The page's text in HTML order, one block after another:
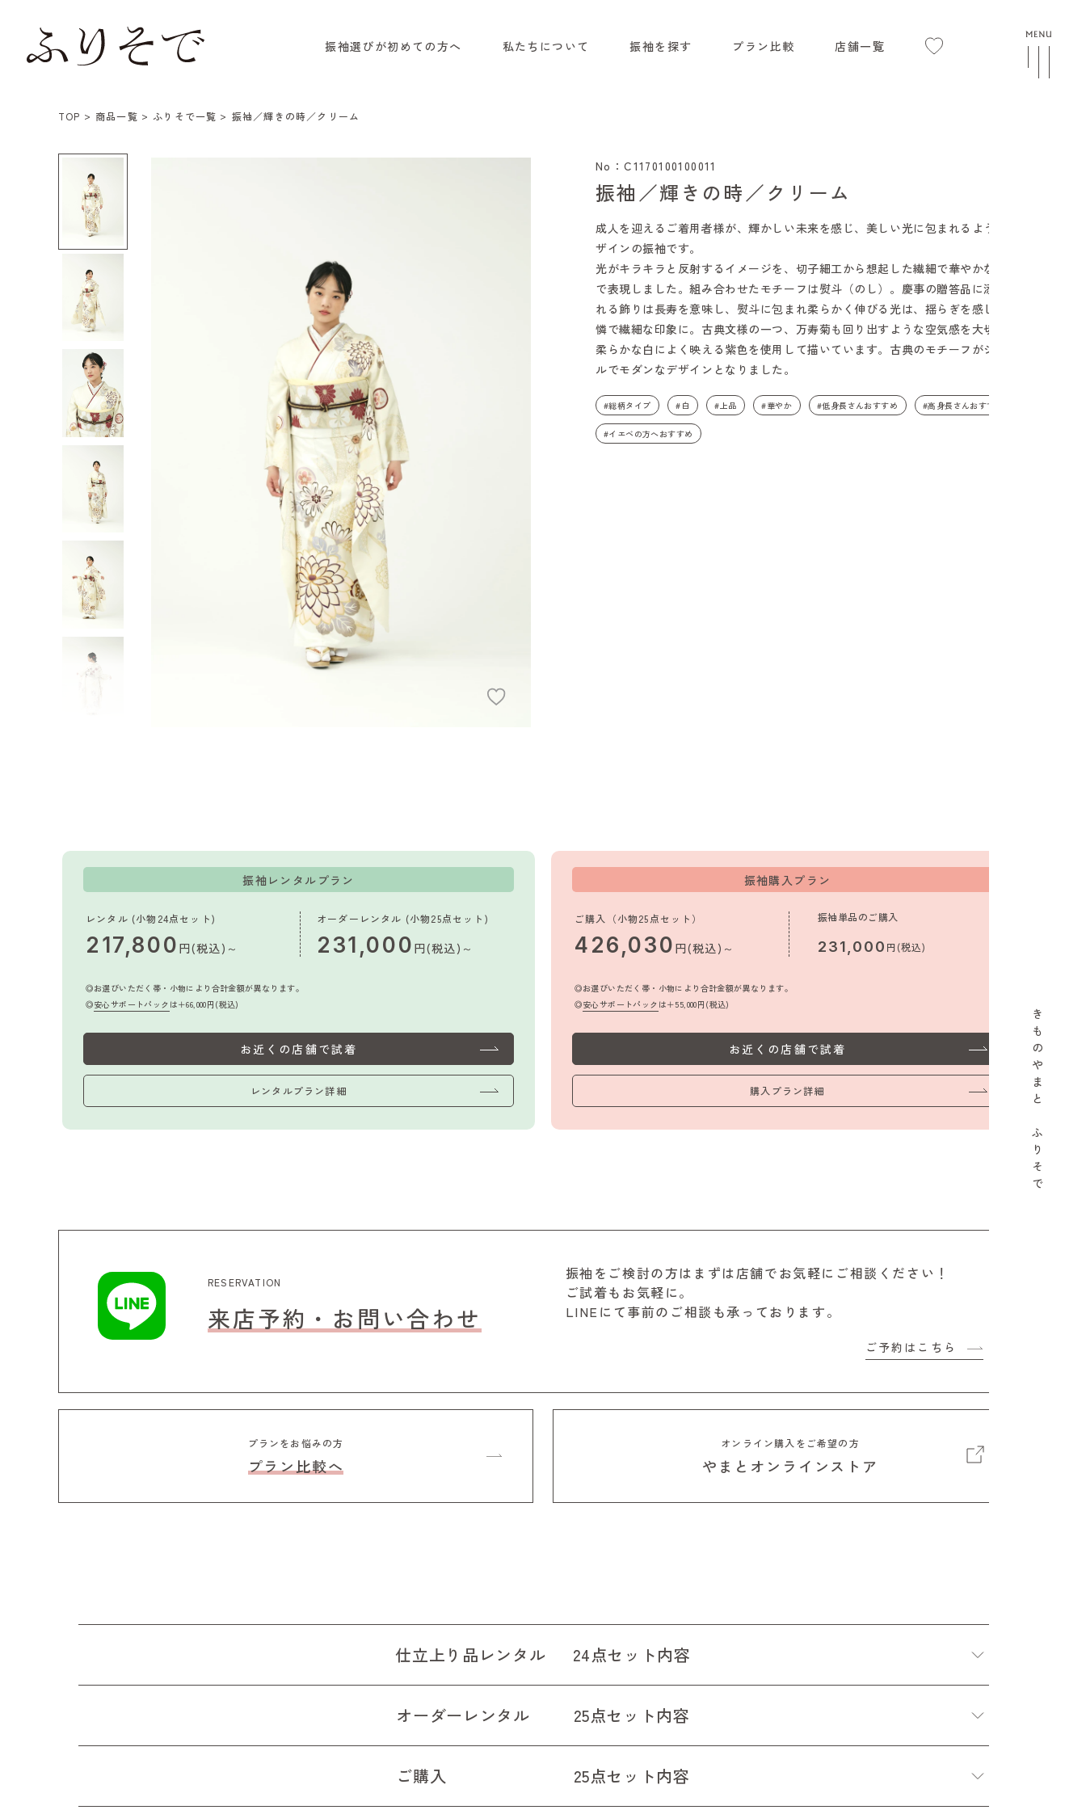
振袖選びが初めての方へ 私たちについて 振袖を探す プラン比較 店舗一覧
き
も
の
や
ま
と
ふ
り
そ
で
TOP 商品一覧 ふりそで一覧 振袖／輝きの時／クリーム
No：C1170100100011
振袖／輝きの時／クリーム
成人を迎えるご着用者様が、輝かしい未来を感じ、美しい光に包まれるようなデ
ザインの振袖です。
光がキラキラと反射するイメージを、切子細工から想起した繊細で華やかな華紋
で表現しました。組み合わせたモチーフは熨斗（のし）。慶事の贈答品に添えら
れる飾りは長寿を意味し、熨斗に包まれ柔らかく伸びる光は、揺らぎを感じる可
憐で繊細な印象に。古典文様の一つ、万寿菊も回り出すような空気感を大切に、
柔らかな白によく映える紫色を使用して描いています。古典のモチーフがシンプ
ルでモダンなデザインとなりました。
#総柄タイプ #白 #上品 #華やか #低身長さんおすすめ #高身長さんおすすめ
#イエベの方へおすすめ
振袖レンタルプラン
レンタル (小物24点セット)
217,800 円(税込)～
オーダーレンタル (小物25点セット)
231,000 円(税込)～
お選びいただく帯・小物により合計金額が異なります。
安心サポートパック は＋66,000円(税込)
お近くの店舗で試着
レンタルプラン詳細
振袖購入プラン
ご購入（小物25点セット）
426,030 円(税込)～
振袖単品のご購入
231,000 円(税込)
お選びいただく帯・小物により合計金額が異なります。
安心サポートパック は＋55,000円(税込)
お近くの店舗で試着
購入プラン詳細
RESERVATION
来店予約・お問い合わせ
振袖をご検討の方はまずは店舗でお気軽にご相談ください！
ご試着もお気軽に。
LINEにて事前のご相談も承っております。
ご予約はこちら
プランをお悩みの方
プラン比較へ
オンライン購入をご希望の方
やまとオンラインストア
仕立上り品レンタル 24点セット内容
オーダーレンタル 25点セット内容
ご購入 25点セット内容